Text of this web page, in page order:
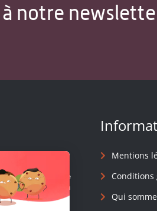
notre
de l'Homme
connaissances en
Mentions
Conditions
Qui